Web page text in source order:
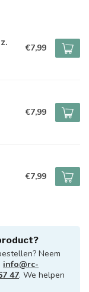
€7,99
€7,99
€7,99
Neem
info@rc-
47. We helpen